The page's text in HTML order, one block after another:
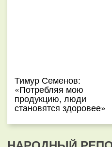
Тимур Семенов:
«Потребляя мою
продукцию, люди
становятся здоровее»